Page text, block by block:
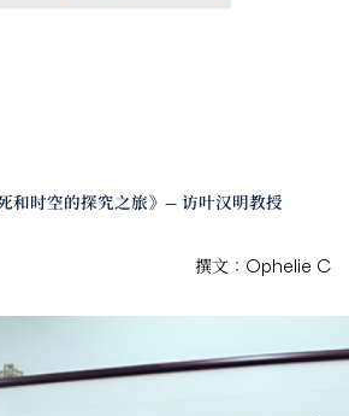
和时空的探究之旅》— 访叶汉明教授
撰文：Ophelie C